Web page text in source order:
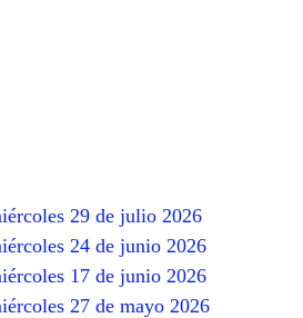
29 de julio 2026
24 de junio 2026
17 de junio 2026
27 de mayo 2026